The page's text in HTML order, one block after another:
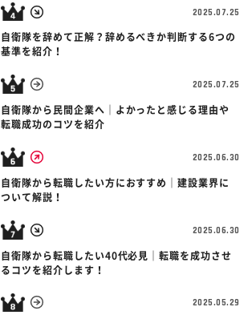
2025.07.25
自衛隊を辞めて正解？辞めるべきか判断する6つの
基準を紹介！
2025.07.25
自衛隊から民間企業へ｜よかったと感じる理由や
転職成功のコツを紹介
2025.06.30
自衛隊から転職したい方におすすめ｜建設業界に
ついて解説！
2025.06.30
自衛隊から転職したい40代必見｜転職を成功させ
るコツを紹介します！
2025.05.29